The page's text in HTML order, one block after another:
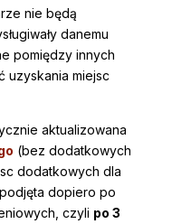
nie będą
danemu
pomiędzy innych
uzyskania miejsc
aktualizowana
(bez dodatkowych
dodatkowych dla
dopiero po
czyli po 3